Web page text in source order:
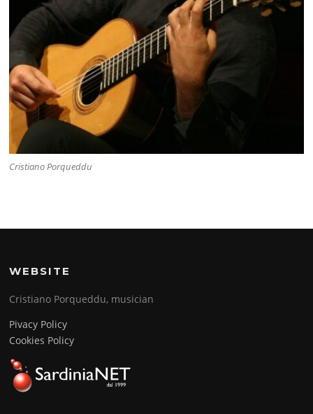
Cristiano Porqueddu
WEBSITE
Cristiano Porqueddu, musician
Pivacy Policy
Cookies Policy